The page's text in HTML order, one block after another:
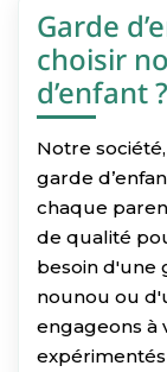
Garde
choisir
d’enfant ?
Notre
garde
chaque
de qualité
besoin d'une
nounou ou
engageons à